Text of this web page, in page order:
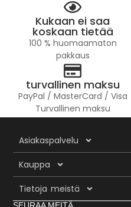
Kukaan ei saa
koskaan tietää
100 % huomaamaton
pakkaus
turvallinen maksu
PayPal / MasterCard / Visa
Turvallinen maksu
Asiakaspalvelu
Kauppa
Tietoja meistä